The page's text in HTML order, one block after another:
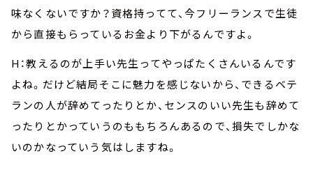
味なくないですか？資格持ってて、今フリーランスで生徒
から直接もらっているお金より下がるんですよ。
H：教えるのが上手い先生ってやっぱたくさんいるんです
よね。だけど結局そこに魅力を感じないから、できるベテ
ランの人が辞めてったりとか、センスのいい先生も辞めて
ったりとかっていうのももちろんあるので、損失でしかな
いのかなっていう気はしますね。